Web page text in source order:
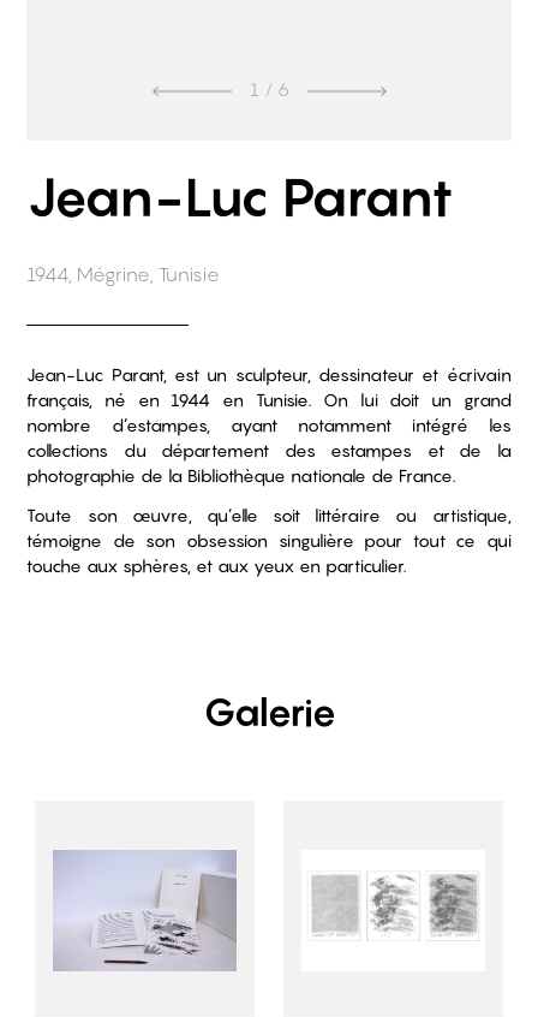
1 / 6
Jean-Luc Parant
1944, Mégrine, Tunisie
Jean-Luc Parant, est un sculpteur, dessinateur et écrivain
français, né en 1944 en Tunisie. On lui doit un grand
nombre d’estampes, ayant notamment intégré les
collections du département des estampes et de la
photographie de la Bibliothèque nationale de France.
Toute son œuvre, qu’elle soit littéraire ou artistique,
témoigne de son obsession singulière pour tout ce qui
touche aux sphères, et aux yeux en particulier.
Galerie